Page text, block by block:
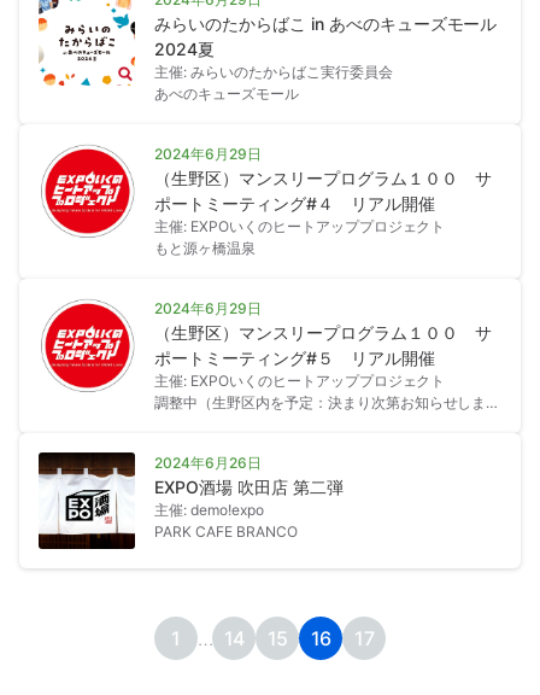
みらいのたからばこ in あべのキューズモール
2024夏
主催: みらいのたからばこ実行委員会
あべのキューズモール
2024年6月29日
（生野区）マンスリープログラム１００ サ
ポートミーティング#４ リアル開催
主催: EXPOいくのヒートアッププロジェクト
もと源ヶ橋温泉
2024年6月29日
（生野区）マンスリープログラム１００ サ
ポートミーティング#５ リアル開催
主催: EXPOいくのヒートアッププロジェクト
調整中（生野区内を予定：決まり次第お知らせしま
2024年6月26日
EXPO酒場 吹田店 第二弾
主催: demo!expo
PARK CAFE BRANCO
1 … 14 15 16 17